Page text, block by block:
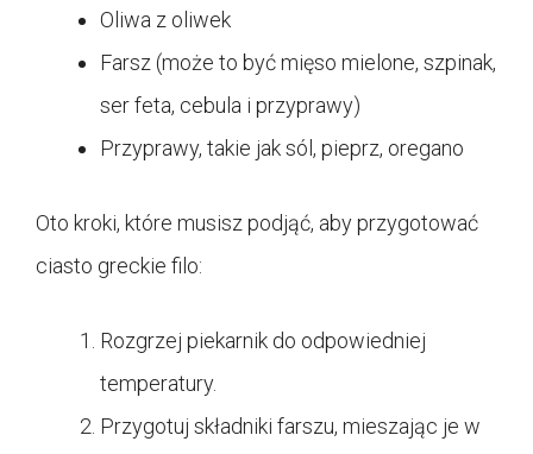
Oliwa z oliwek
Farsz (może to być mięso mielone, szpinak,
ser feta, cebula i przyprawy)
Przyprawy, takie jak sól, pieprz, oregano
Oto kroki, które musisz podjąć, aby przygotować
ciasto greckie filo:
Rozgrzej piekarnik do odpowiedniej
temperatury.
Przygotuj składniki farszu, mieszając je w